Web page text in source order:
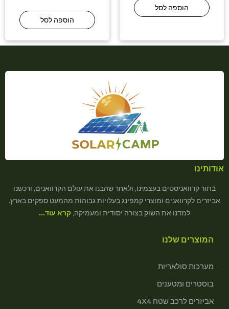
הוספה לסל
הוספה לסל
אודותינו
בתור קרוואניסטים בעצמינו, ולאחר שהבנו את עולם הקרוואנים, ורכשנו
אביזרים לקרוואנים ומוצרי קמפינג בעלויות גבוהות מהמעט ספקים בארץ.
למדנו את השוק בצורה יסודית ומעמיקה, קרא עוד…
המוצרים שלנו
מערכות סולאריות
בוסטרים ומטענים
אביזרים לרכב שטח 4X4